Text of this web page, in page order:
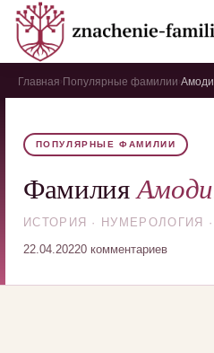
Главная Популярные фамилии
ПОПУЛЯРНЫЕ ФАМИЛИИ
Фамилия
ИСТОРИЯ · НУМЕРОЛОГИЯ
22.04.20220 комментариев